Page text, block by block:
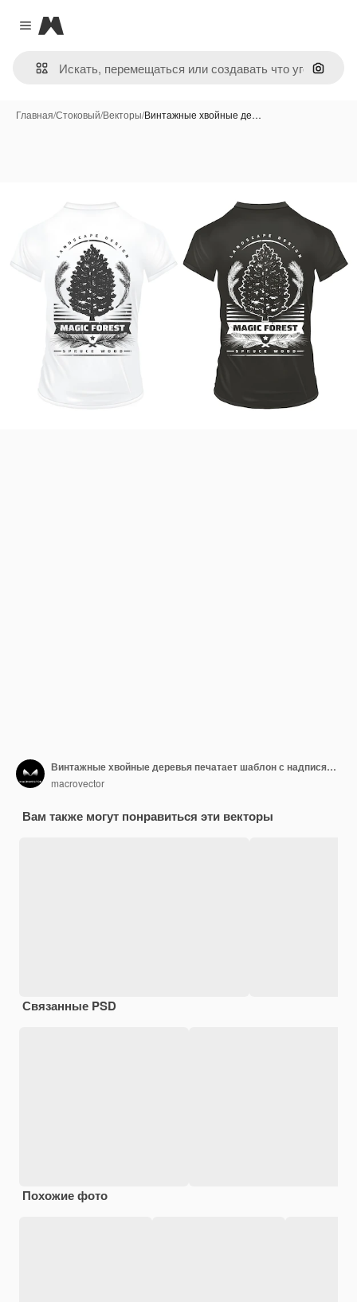
Close menu
Magnific
Поиск
Главная/Стоковый/Векторы/Винтажные хвойные де…
Винтажные хвойные деревья печатает шаблон с надписями еловых ветвей шишек на черно-белых рубашках изолированы
macrovector
Вам также могут понравиться эти векторы
Связанные PSD
Похожие фото